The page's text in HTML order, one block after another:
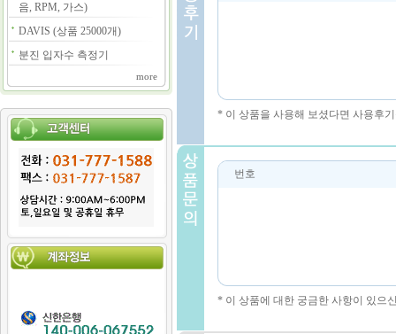
음, RPM, 가스)
DAVIS (상품 25000개)
분진 입자수 측정기
more
* 이 상품을 사용해 보셨다면 사용후
번호
* 이 상품에 대한 궁금한 사항이 있으